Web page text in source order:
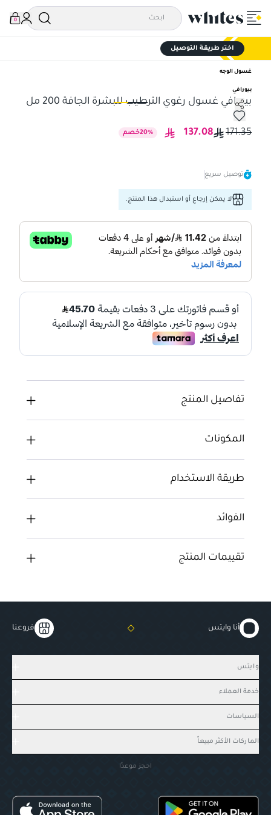
0
اختر طريقة التوصيل
غسول الوجه
بيورافي
بيورافي غسول رغوي الترطيب للبشرة الجافة 200 مل
بيورافي غسول رغوي الترطيب للبشرة الجافة 200 مل
171.35
137.08
20% خصم
توصيل سريع
لا يمكن إرجاع أو استبدال هذا المنتج.
تفاصيل المنتج
المكونات
طريقة الاستخدام
الفوائد
تقييمات المنتج
أنا وايتس فروعنا
وايتس
خدمة العملاء
السياسات
الماركات الأكثر مبيعاً
احجز موعدًا